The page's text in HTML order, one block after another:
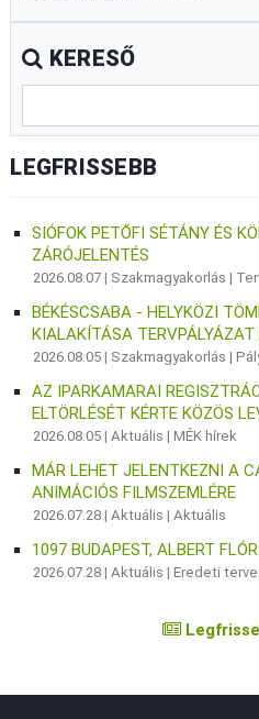
KERESŐ
LEGFRISSEBB
SIÓFOK PETŐFI SÉTÁNY ÉS
ZÁRÓJELENTÉS
2026.08.07 | Szakmagyakorlás |
BÉKÉSCSABA - HELYKÖZI
KIALAKÍTÁSA TERVPÁLYÁZAT
2026.08.05 | Szakmagyakorlás |
AZ IPARKAMARAI
ELTÖRLÉSÉT KÉRTE KÖZÖS
2026.08.05 |Aktuális |MÉK hírek
MÁR LEHET JELENTKEZNI A
ANIMÁCIÓS FILMSZEMLÉRE
2026.07.28 |Aktuális |Aktuális
1097 BUDAPEST, ALBERT
2026.07.28 |Aktuális |Eredeti